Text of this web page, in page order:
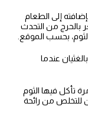
إلى الطعام
بالحرج من التحدث
بحسب الموقع.
عندما
تأكل فيها الثوم
للتخلص من رائحة